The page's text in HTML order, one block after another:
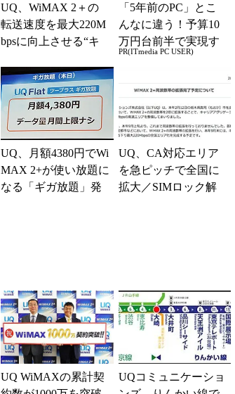
UQ、WiMAX 2＋の
転送速度を最大220M
bpsに向上させる“キ
ョン”を来春に...
「5年前のPC」とこ
んなに違う！予算10
万円台前半で実現す
る快適PCライフ
PR(ITmedia PC USER)
UQ、月額4380円でWi
MAX 2+が使い放題に
なる「ギガ放題」発
UQ、CA対応エリア
を急ピッチで全国に
拡大／SIMロック解
UQ WiMAXの累計契
UQコミュニケーショ